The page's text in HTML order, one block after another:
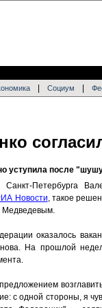
Социум
уступила после
Санкт-Петербурга
Новости, такое
Медведевым.
оказалось
На прошлой
с одной стороны, я